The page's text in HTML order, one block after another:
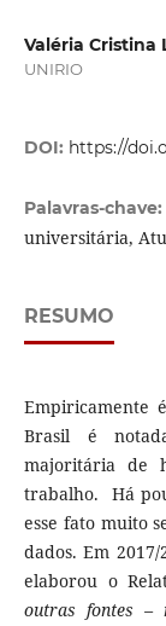
Valéria Cristina
UNIRIO
DOI: https://
Palavras-chave:
universitária,
RESUMO
Empiricamente
Brasil é
majoritária de
trabalho. Há
esse fato muito
dados. Em
elaborou o
outras fontes –